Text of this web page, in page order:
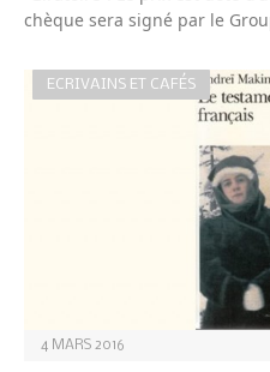
chèque sera signé par le
ECRIVAINS ET CAFÉS
4 MARS 2016